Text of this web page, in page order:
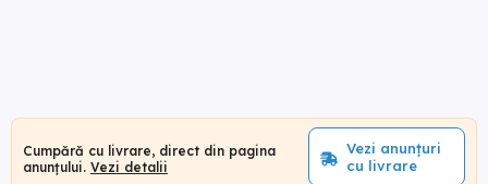
Cumpără cu livrare, direct din pagina
anunțului. Vezi detalii
Vezi anunțuri
cu livrare